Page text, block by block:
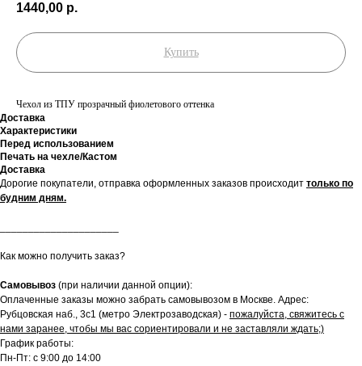
1440,00 р.
Купить
Чехол из ТПУ прозрачный фиолетового оттенка
Доставка
Характеристики
Перед использованием
Печать на чехле/Кастом
Доставка
Дорогие покупатели, отправка оформленных заказов происходит только по
будним дням.
Как можно получить заказ?
Самовывоз (при наличии данной опции):
Оплаченные заказы можно забрать самовывозом в Москве. Адрес:
Рубцовская наб., 3с1 (метро Электрозаводская) - пожалуйста, свяжитесь с
нами заранее, чтобы мы вас сориентировали и не заставляли ждать;)
График работы:
Пн-Пт: с 9:00 до 14:00